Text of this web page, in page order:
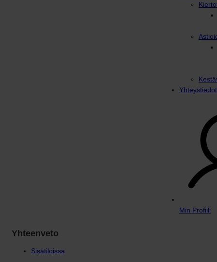
Yhteystiedot
Min Profiili
Yhteenveto
Sisätiloissa